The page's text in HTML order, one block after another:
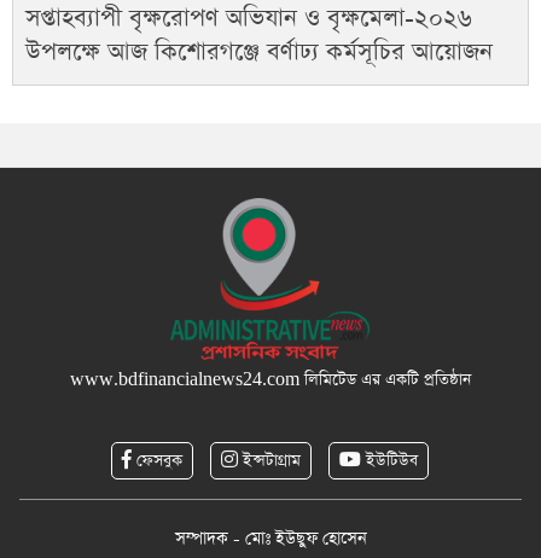
সপ্তাহব্যাপী বৃক্ষরোপণ অভিযান ও বৃক্ষমেলা-২০২৬
উপলক্ষে আজ কিশোরগঞ্জে বর্ণাঢ্য কর্মসূচির আয়োজন
www.bdfinancialnews24.comলিমিটেড এর একটি প্রতিষ্ঠান
ফেসবুক ইন্সটাগ্রাম ইউটিউব
সম্পাদক - মোঃ ইউছুফ হোসেন